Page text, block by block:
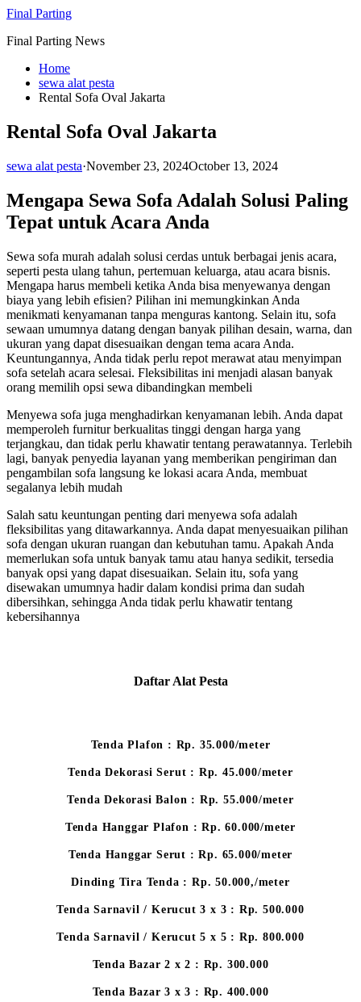
Skip
content
Final Parting
Final Parting News
Home
sewa alat pesta
Rental Sofa Oval Jakarta
Rental Sofa Oval Jakarta
sewa alat pesta·November 23, 2024October 13, 2024
Mengapa Sewa Sofa Adalah Solusi Paling
Tepat untuk Acara Anda
Sewa sofa murah adalah solusi cerdas untuk berbagai jenis acara,
seperti pesta ulang tahun, pertemuan keluarga, atau acara bisnis.
Mengapa harus membeli ketika Anda bisa menyewanya dengan
biaya yang lebih efisien? Pilihan ini memungkinkan Anda
menikmati kenyamanan tanpa menguras kantong. Selain itu, sofa
sewaan umumnya datang dengan banyak pilihan desain, warna, dan
ukuran yang dapat disesuaikan dengan tema acara Anda.
Keuntungannya, Anda tidak perlu repot merawat atau menyimpan
sofa setelah acara selesai. Fleksibilitas ini menjadi alasan banyak
orang memilih opsi sewa dibandingkan membeli
Menyewa sofa juga menghadirkan kenyamanan lebih. Anda dapat
memperoleh furnitur berkualitas tinggi dengan harga yang
terjangkau, dan tidak perlu khawatir tentang perawatannya. Terlebih
lagi, banyak penyedia layanan yang memberikan pengiriman dan
pengambilan sofa langsung ke lokasi acara Anda, membuat
segalanya lebih mudah
Salah satu keuntungan penting dari menyewa sofa adalah
fleksibilitas yang ditawarkannya. Anda dapat menyesuaikan pilihan
sofa dengan ukuran ruangan dan kebutuhan tamu. Apakah Anda
memerlukan sofa untuk banyak tamu atau hanya sedikit, tersedia
banyak opsi yang dapat disesuaikan. Selain itu, sofa yang
disewakan umumnya hadir dalam kondisi prima dan sudah
dibersihkan, sehingga Anda tidak perlu khawatir tentang
kebersihannya
Daftar Alat Pesta
Tenda Plafon : Rp. 35.000/meter
Tenda Dekorasi Serut : Rp. 45.000/meter
Tenda Dekorasi Balon : Rp. 55.000/meter
Tenda Hanggar Plafon : Rp. 60.000/meter
Tenda Hanggar Serut : Rp. 65.000/meter
Dinding Tira Tenda : Rp. 50.000,/meter
Tenda Sarnavil / Kerucut 3 x 3 : Rp. 500.000
Tenda Sarnavil / Kerucut 5 x 5 : Rp. 800.000
Tenda Bazar 2 x 2 : Rp. 300.000
Tenda Bazar 3 x 3 : Rp. 400.000